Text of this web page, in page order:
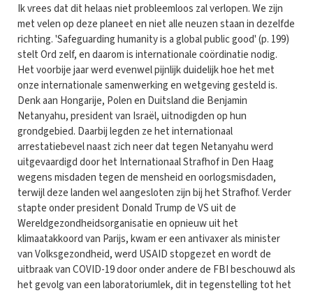
Ik vrees dat dit helaas niet probleemloos zal verlopen. We zijn
met velen op deze planeet en niet alle neuzen staan in dezelfde
richting. 'Safeguarding humanity is a global public good' (p. 199)
stelt Ord zelf, en daarom is internationale coördinatie nodig.
Het voorbije jaar werd evenwel pijnlijk duidelijk hoe het met
onze internationale samenwerking en wetgeving gesteld is.
Denk aan Hongarije, Polen en Duitsland die Benjamin
Netanyahu, president van Israël, uitnodigden op hun
grondgebied. Daarbij legden ze het internationaal
arrestatiebevel naast zich neer dat tegen Netanyahu werd
uitgevaardigd door het Internationaal Strafhof in Den Haag
wegens misdaden tegen de mensheid en oorlogsmisdaden,
terwijl deze landen wel aangesloten zijn bij het Strafhof. Verder
stapte onder president Donald Trump de VS uit de
Wereldgezondheidsorganisatie en opnieuw uit het
klimaatakkoord van Parijs, kwam er een antivaxer als minister
van Volksgezondheid, werd USAID stopgezet en wordt de
uitbraak van COVID-19 door onder andere de FBI beschouwd als
het gevolg van een laboratoriumlek, dit in tegenstelling tot het